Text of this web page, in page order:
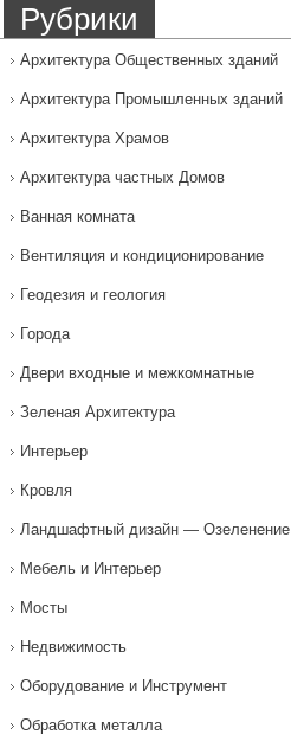
Рубрики
Архитектура Общественных зданий
Архитектура Промышленных зданий
Архитектура Храмов
Архитектура частных Домов
Ванная комната
Вентиляция и кондиционирование
Геодезия и геология
Города
Двери входные и межкомнатные
Зеленая Архитектура
Интерьер
Кровля
Ландшафтный дизайн — Озеленение‎
Мебель и Интерьер
Мосты
Недвижимость
Оборудование и Инструмент
Обработка металла